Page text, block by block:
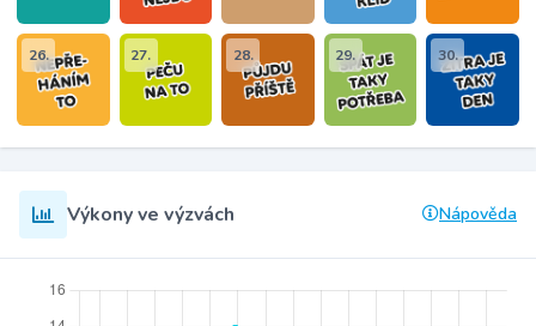
26. 27. 28. 29. 30.
Výkony ve výzvách Nápověda